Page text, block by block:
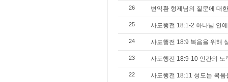
26 변익환 형제님의 질문에 대
25 사도행전 18:1-2 하나님 안
24 사도행전 18:9 복음을 위해
23 사도행전 18:9-10 인간의 노
22 사도행전 18:11 성도는 복